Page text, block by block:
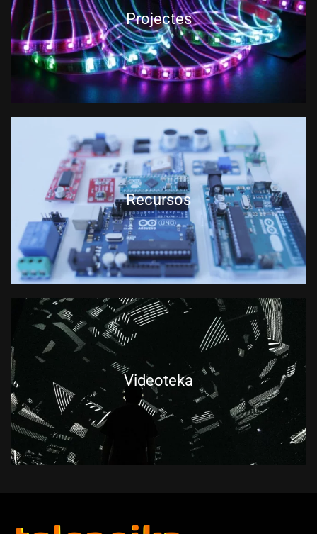
Projectes
Recursos
Videoteka